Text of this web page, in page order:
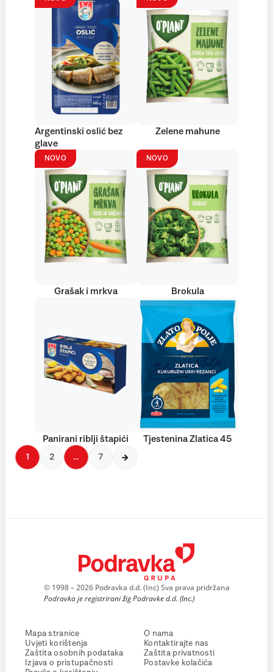
Argentinski oslić bez
glave
Zelene mahune
NOVO
Grašak i mrkva
NOVO
Brokula
Panirani riblji štapići Tjestenina Zlatica 45
1 2 … 7
© 1998 – 2026 Podravka d.d. (Inc) Sva prava pridržana
Podravka je registrirani žig Podravke d.d. (Inc.)
Mapa stranice
Uvjeti korištenja
Zaštita osobnih podataka
Izjava o pristupačnosti
O nama
Kontaktirajte nas
Zaštita privatnosti
Postavke kolačića